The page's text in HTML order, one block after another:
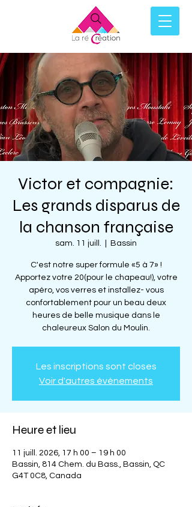
Victor et compagnie:
Les grands disparus de
la chanson française
sam. 11 juill. Bassin
C'est notre super formule «5 à 7» !
Apportez votre 20(pour le chapeau!), votre
apéro, vos verres et installez- vous
confortablement pour un beau deux
heures de belle musique dans le
chaleureux Salon du Moulin.
Les inscriptions sont closes
Voir d'autres événements
Heure et lieu
11 juill. 2026, 17 h 00 – 19 h 00
Bassin, 814 Chem. du Bass., Bassin, QC
G4T 0C8, Canada